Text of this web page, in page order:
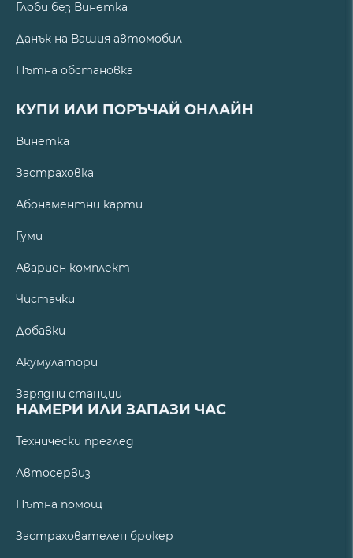
Глоби без Винетка
Данък на Вашия автомобил
Пътна обстановка
КУПИ ИЛИ ПОРЪЧАЙ ОНЛАЙН
Винетка
Застраховка
Абонаментни карти
Гуми
Авариен комплект
Чистачки
Добавки
Акумулатори
Зарядни станции
НАМЕРИ ИЛИ ЗАПАЗИ ЧАС
Технически преглед
Автосервиз
Пътна помощ
Застрахователен брокер